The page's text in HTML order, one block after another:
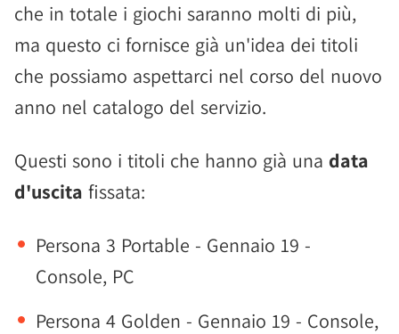
che in totale i giochi saranno molti di più,
ma questo ci fornisce già un'idea dei titoli
che possiamo aspettarci nel corso del nuovo
anno nel catalogo del servizio.
Questi sono i titoli che hanno già una data
d'uscita fissata:
Persona 3 Portable - Gennaio 19 -
Console, PC
Persona 4 Golden - Gennaio 19 - Console,